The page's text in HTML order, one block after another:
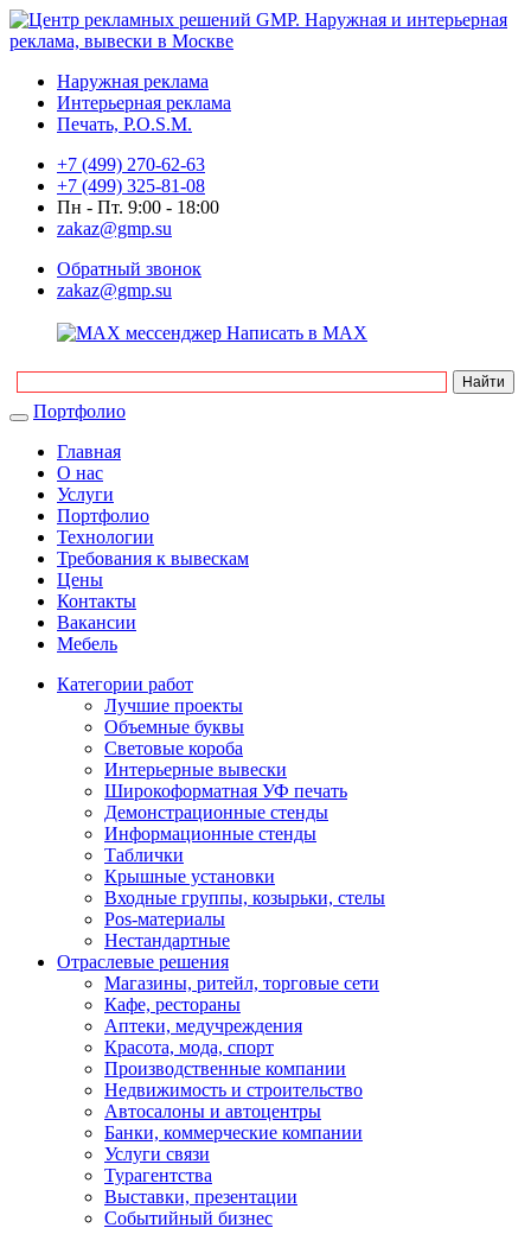
Наружная реклама
Интерьерная реклама
Печать, P.O.S.M.
+7 (499) 270-62-63
+7 (499) 325-81-08
Пн - Пт. 9:00 - 18:00
zakaz@gmp.su
Обратный звонок
zakaz@gmp.su
Написать в MAX
Портфолио
Главная
О нас
Услуги
Портфолио
Технологии
Требования к вывескам
Цены
Контакты
Вакансии
Мебель
Категории работ
Лучшие проекты
Объемные буквы
Световые короба
Интерьерные вывески
Широкоформатная УФ печать
Демонстрационные стенды
Информационные стенды
Таблички
Крышные установки
Входные группы, козырьки, стелы
Pos-материалы
Нестандартные
Отраслевые решения
Магазины, ритейл, торговые сети
Кафе, рестораны
Аптеки, медучреждения
Красота, мода, спорт
Производственные компании
Недвижимость и строительство
Автосалоны и автоцентры
Банки, коммерческие компании
Услуги связи
Турагентства
Выставки, презентации
Событийный бизнес